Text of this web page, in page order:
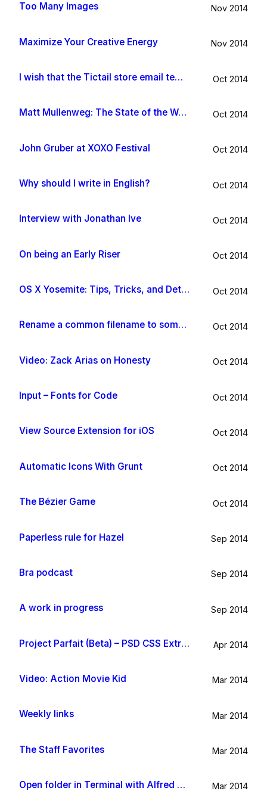
Too Many Images Nov 2014
Maximize Your Creative Energy Nov 2014
I wish that the Tictail store email template would be improved Oct 2014
Matt Mullenweg: The State of the Word 2014 Oct 2014
John Gruber at XOXO Festival Oct 2014
Why should I write in English? Oct 2014
Interview with Jonathan Ive Oct 2014
On being an Early Riser Oct 2014
OS X Yosemite: Tips, Tricks, and Details Oct 2014
Rename a common filename to something useful with Hazel app Oct 2014
Video: Zack Arias on Honesty Oct 2014
Input – Fonts for Code Oct 2014
View Source Extension for iOS Oct 2014
Automatic Icons With Grunt Oct 2014
The Bézier Game Oct 2014
Paperless rule for Hazel Sep 2014
Bra podcast Sep 2014
A work in progress Sep 2014
Project Parfait (Beta) – PSD CSS Extraction Apr 2014
Video: Action Movie Kid Mar 2014
Weekly links Mar 2014
The Staff Favorites Mar 2014
Open folder in Terminal with Alfred App Mar 2014